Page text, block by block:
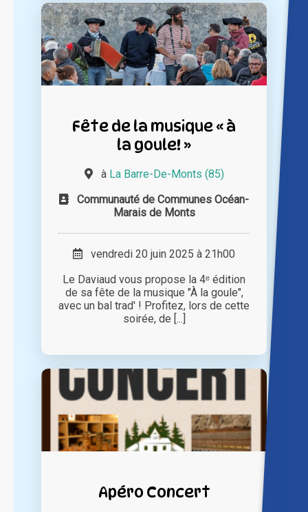
Fête de la musique « à
la goule! »
à La Barre-De-Monts (85)
Communauté de Communes Océan-
Marais de Monts
vendredi 20 juin 2025 à 21h00
Le Daviaud vous propose la 4ᵉ édition
de sa fête de la musique "À la goule",
avec un bal trad' ! Profitez, lors de cette
soirée, de [...]
Apéro Concert